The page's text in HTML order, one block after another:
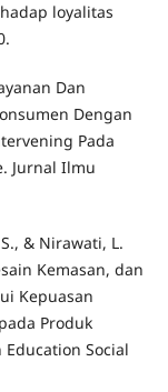
loyalitas
Dan
Dengan
Pada
Jurnal Ilmu
& Nirawati, L.
Kemasan, dan
Kepuasan
Produk
Social